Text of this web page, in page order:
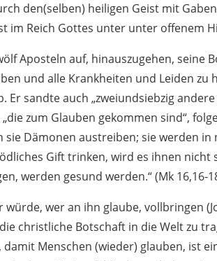
den(selben) heiligen Geist mit
im Reich Gottes unter unter offenem
Aposteln auf, hinauszugehen, seine
und alle Krankheiten und Leiden zu
Er sandte auch „zweiundsiebzig
zum Glauben gekommen sind“,
sie Dämonen austreiben; sie werden
Gift trinken, wird es ihnen nicht
werden gesund werden.“ (Mk 16,16-
wer an ihn glaube, vollbringen
christliche Botschaft in die Welt zu
Menschen (wieder) glauben, ist